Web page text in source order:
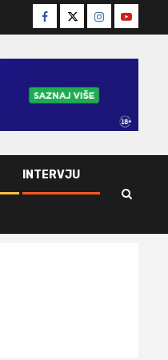
Facebook
TwitterInstagram
Youtube
INTERVJU